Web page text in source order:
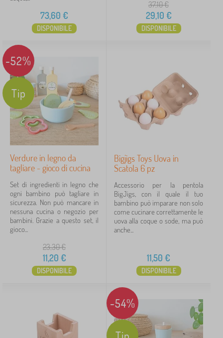
73,60 €
DISPONIBILE
37,10€
29,10 €
DISPONIBILE
-52%
Tip
Verdure in legno da
tagliare - gioco di cucina
Set di ingredienti in legno che
ogni bambino può tagliare in
sicurezza. Non può mancare in
nessuna cucina o negozio per
bambini. Grazie a questo set, il
gioco...
23,30€
11,20 €
DISPONIBILE
Bigjigs Toys Uova in
Scatola 6 pz
Accessorio per la pentola
BigJigs, con il quale il tuo
bambino può imparare non solo
come cucinare correttamente le
uova alla coque o sode, ma può
anche...
11,50 €
DISPONIBILE
-54%